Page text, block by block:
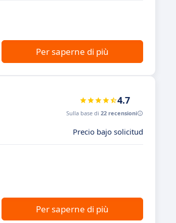
Per saperne di più
4.7
Sulla base di 22 recensioni
Precio bajo solicitud
Per saperne di più